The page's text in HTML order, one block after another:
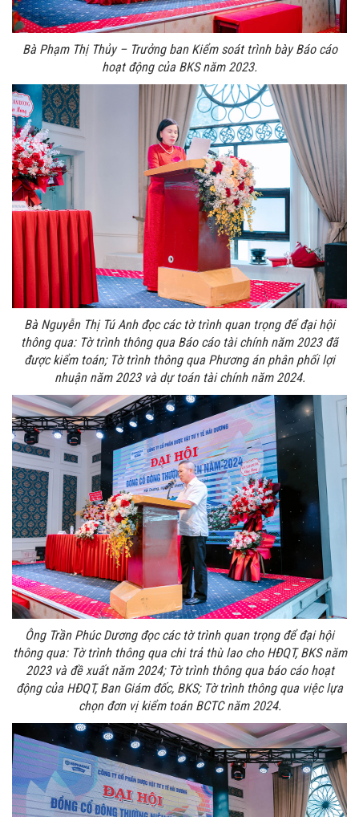
Bà Phạm Thị Thủy – Trưởng ban Kiểm soát trình bày Báo cáo
hoạt động của BKS năm 2023.
Bà Nguyễn Thị Tú Anh đọc các tờ trình quan trọng để đại hội
thông qua: Tờ trình thông qua Báo cáo tài chính năm 2023 đã
được kiểm toán; Tờ trình thông qua Phương án phân phối lợi
nhuận năm 2023 và dự toán tài chính năm 2024.
Ông Trần Phúc Dương đọc các tờ trình quan trọng để đại hội
thông qua: Tờ trình thông qua chi trả thù lao cho HĐQT, BKS năm
2023 và đề xuất năm 2024; Tờ trình thông qua báo cáo hoạt
động của HĐQT, Ban Giám đốc, BKS; Tờ trình thông qua việc lựa
chọn đơn vị kiểm toán BCTC năm 2024.